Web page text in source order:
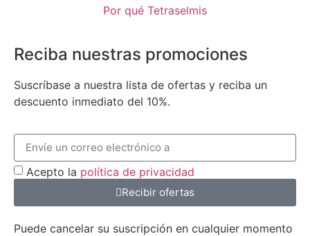
Por qué Tetraselmis
Reciba nuestras promociones
Suscríbase a nuestra lista de ofertas y reciba un
descuento inmediato del 10%.
Acepto la política de privacidad
Recibir ofertas
Puede cancelar su suscripción en cualquier momento